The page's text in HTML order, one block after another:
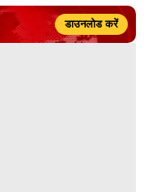
डाउनलोड करें